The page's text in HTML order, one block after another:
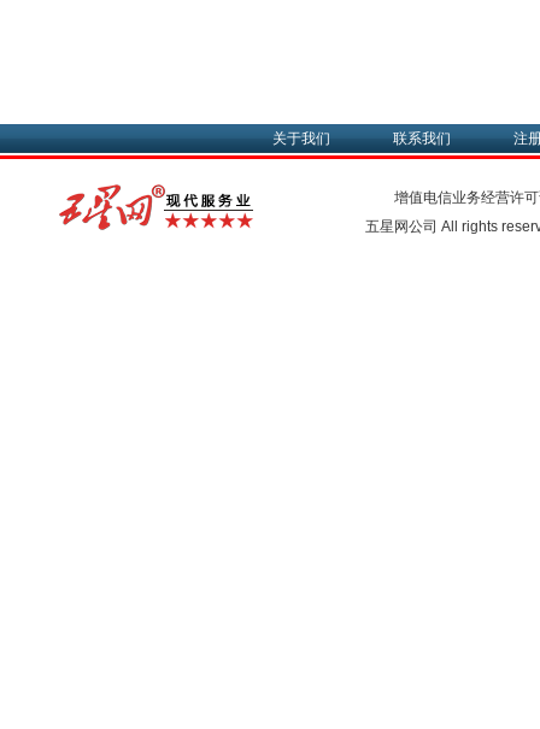
关于我们 联系我们 注
增值电信业务经营许
五星网公司 All rights